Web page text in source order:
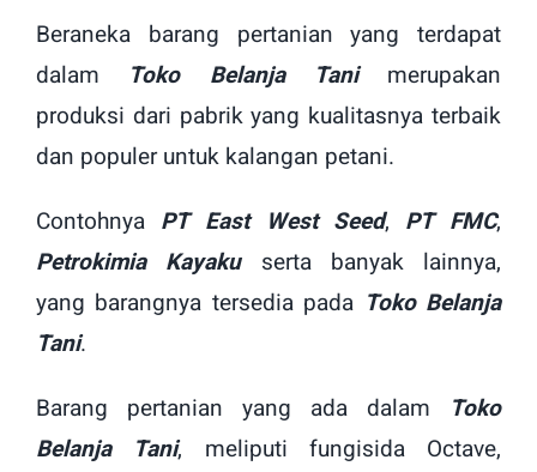
Beraneka barang pertanian yang terdapat
dalam Toko Belanja Tanimerupakan
produksi dari pabrik yang kualitasnya terbaik
dan populer untuk kalangan petani.
Contohnya PT East West Seed, PT FMC,
Petrokimia Kayakuserta banyak lainnya,
yang barangnya tersedia pada Toko Belanja
Tani.
Barang pertanian yang ada dalam
Toko
Belanja Tani, meliputi fungisida Octave,